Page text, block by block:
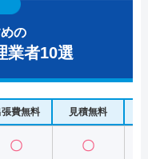
の
業者10選
費無料 見積無料
〇 〇